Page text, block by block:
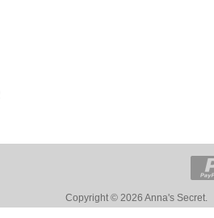
Copyright © 2026 Anna's Secret.